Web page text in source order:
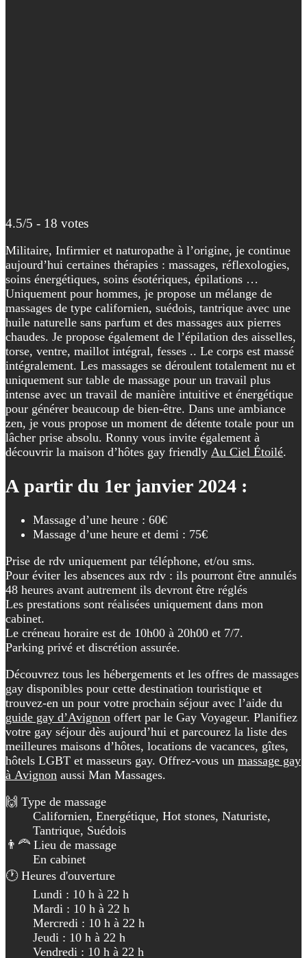
4.5/5 - 18 votes
Militaire, Infirmier et naturopathe à l’origine, je continue
aujourd’hui certaines thérapies : massages, réflexologies,
soins énergétiques, soins ésotériques, épilations …
Uniquement pour hommes, je propose un mélange de
massages de type californien, suédois, tantrique avec une
huile naturelle sans parfum et des massages aux pierres
chaudes. Je propose également de l’épilation des aisselles,
torse, ventre, maillot intégral, fesses .. Le corps est massé
intégralement. Les massages se déroulent totalement nu et
uniquement sur table de massage pour un travail plus
intense avec un travail de manière intuitive et énergétique
pour générer beaucoup de bien-être. Dans une ambiance
zen, je vous propose un moment de détente totale pour un
lâcher prise absolu. Ronny vous invite également à
découvrir la maison d’hôtes gay friendly Au Ciel Étoilé.
A partir du 1er janvier 2024 :
Massage d’une heure : 60€
Massage d’une heure et demi : 75€
Prise de rdv uniquement par téléphone, et/ou sms.
Pour éviter les absences aux rdv : ils pourront être annulés
48 heures avant autrement ils devront être réglés
Les prestations sont réalisées uniquement dans mon
cabinet.
Le créneau horaire est de 10h00 à 20h00 et 7/7.
Parking privé et discrétion assurée.
Découvrez tous les hébergements et les offres de massages
gay disponibles pour cette destination touristique et
trouvez-en un pour votre prochain séjour avec l’aide du
guide gay d’Avignon offert par le Gay Voyageur. Planifiez
votre gay séjour dès aujourd’hui et parcourez la liste des
meilleures maisons d’hôtes, locations de vacances, gîtes,
hôtels LGBT et masseurs gay. Offrez-vous un massage gay
à Avignon aussi Man Massages.
🙌 Type de massage
Californien, Energétique, Hot stones, Naturiste,
Tantrique, Suédois
👨‍🦰 Lieu de massage
En cabinet
🕐 Heures d'ouverture
Lundi : 10 h à 22 h
Mardi : 10 h à 22 h
Mercredi : 10 h à 22 h
Jeudi : 10 h à 22 h
Vendredi : 10 h à 22 h